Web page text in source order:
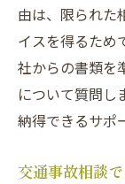
由は、限られた
イスを得るため
社からの書類を
について質問し
納得できるサポ
交通事故相談